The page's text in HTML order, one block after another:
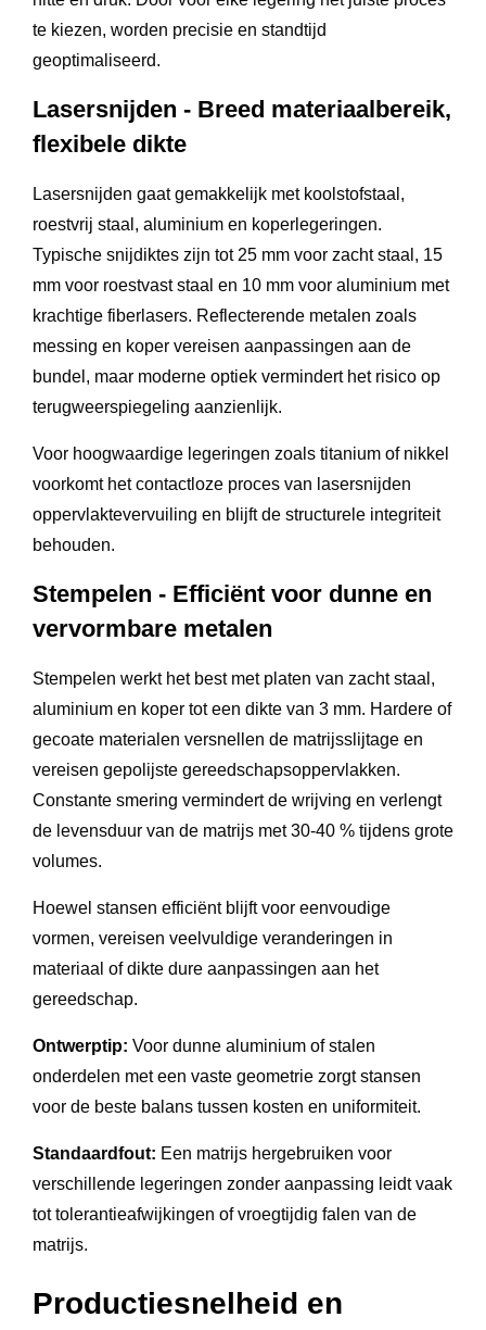
te kiezen, worden precisie en standtijd
geoptimaliseerd.
Lasersnijden - Breed materiaalbereik,
flexibele dikte
Lasersnijden gaat gemakkelijk met koolstofstaal,
roestvrij staal, aluminium en koperlegeringen.
Typische snijdiktes zijn tot 25 mm voor zacht staal, 15
mm voor roestvast staal en 10 mm voor aluminium met
krachtige fiberlasers. Reflecterende metalen zoals
messing en koper vereisen aanpassingen aan de
bundel, maar moderne optiek vermindert het risico op
terugweerspiegeling aanzienlijk.
Voor hoogwaardige legeringen zoals titanium of nikkel
voorkomt het contactloze proces van lasersnijden
oppervlaktevervuiling en blijft de structurele integriteit
behouden.
Stempelen - Efficiënt voor dunne en
vervormbare metalen
Stempelen werkt het best met platen van zacht staal,
aluminium en koper tot een dikte van 3 mm. Hardere of
gecoate materialen versnellen de matrijsslijtage en
vereisen gepolijste gereedschapsoppervlakken.
Constante smering vermindert de wrijving en verlengt
de levensduur van de matrijs met 30-40 % tijdens grote
volumes.
Hoewel stansen efficiënt blijft voor eenvoudige
vormen, vereisen veelvuldige veranderingen in
materiaal of dikte dure aanpassingen aan het
gereedschap.
Ontwerptip: Voor dunne aluminium of stalen
onderdelen met een vaste geometrie zorgt stansen
voor de beste balans tussen kosten en uniformiteit.
Standaardfout: Een matrijs hergebruiken voor
verschillende legeringen zonder aanpassing leidt vaak
tot tolerantieafwijkingen of vroegtijdig falen van de
matrijs.
Productiesnelheid en